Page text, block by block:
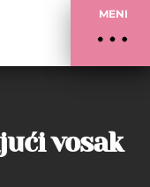
MENI
vosak